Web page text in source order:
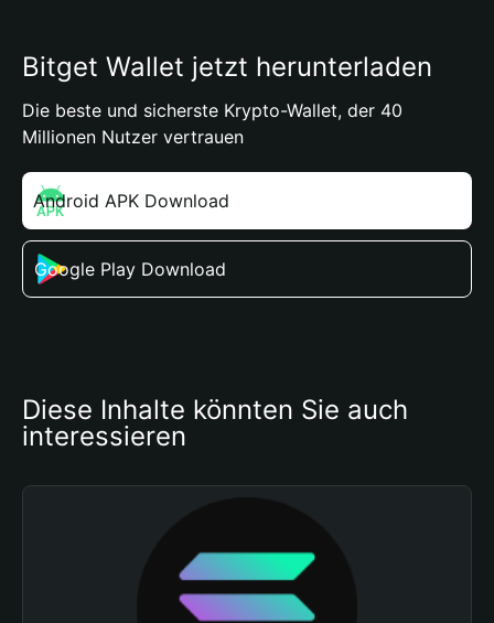
Bitget Wallet jetzt herunterladen
Die beste und sicherste Krypto-Wallet, der 40
Millionen Nutzer vertrauen
Android APK Download
Google Play Download
Diese Inhalte könnten Sie auch
interessieren